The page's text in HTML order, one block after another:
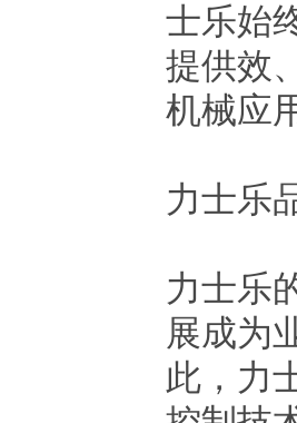
士乐始
提供效
机械应
力士乐
力士乐
展成为
此，力